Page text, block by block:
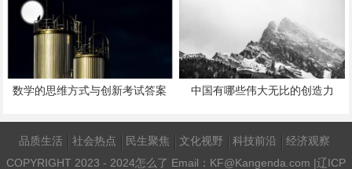
数学的思维方式与创新考试答案 中国有哪些伟大无比的创造力
品质生活 社会热点 民生聚焦 文化视野 科技前沿
经济观察
COPYRIGHT 2023 - 2024怎么了 Email：KF@Kangenda.com |辽ICP